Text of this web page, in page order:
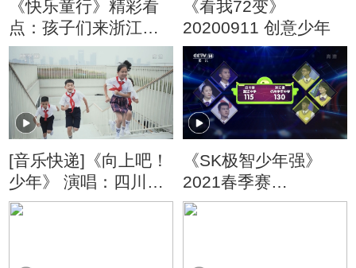
《快乐童行》精彩看
点：孩子们来浙江安
吉啦！快乐出发，精
彩不停
《看我72变》
20200911 创意少年
[音乐快递]《向上吧！
少年》 演唱：四川省
少先队员代表
《SK极智少年强》
2021春季赛
20210815 城市晋级